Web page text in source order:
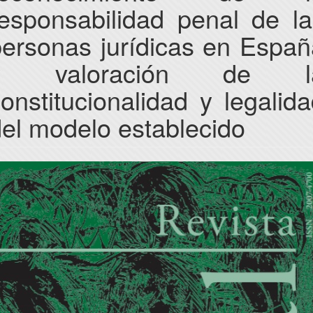
penal de
jurídicas en
valoración de
y
modelo establecido